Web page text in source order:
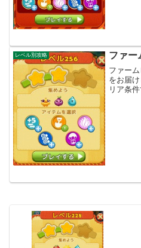
レベル別攻略 ファー
ファー
をお届
リア条件